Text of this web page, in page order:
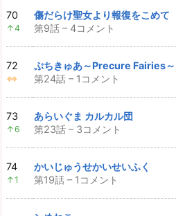
70
↑4
傷だらけ聖女より報復をこめて
第9話 – 4コメント
72
⇔
ぷちきゅあ～Precure Fairies～
第24話 – 1コメント
73
↑6
あらいぐま カルカル団
第23話 – 3コメント
74
↑1
かいじゅうせかいせいふく
第19話 – 1コメント